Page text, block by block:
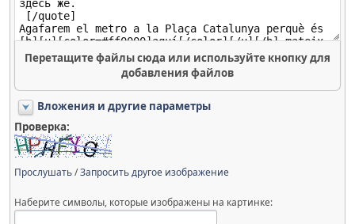
Перетащите файлы сюда или используйте кнопку для
добавления файлов
Вложения и другие параметры
Проверка:
Прослушать/Запросить другое изображение
Наберите символы, которые изображены на картинке: